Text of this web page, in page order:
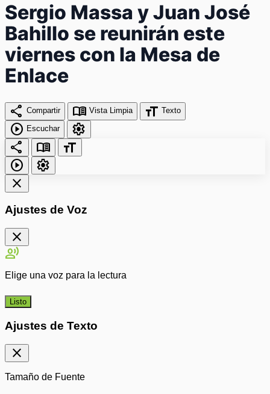
Sergio Massa y Juan José
Bahillo se reunirán este
viernes con la Mesa de
Enlace
share Compartir menu_book Vista Limpia format_size Texto
play_circle Escuchar
settings
share
menu_book
format_size
play_circle
settings
close
Ajustes de Voz
close
record_voice_over
Elige una voz para la lectura
Listo
Ajustes de Texto
close
Tamaño de Fuente